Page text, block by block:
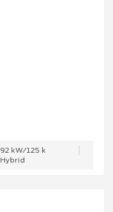
92 kW/125 k
Hybrid